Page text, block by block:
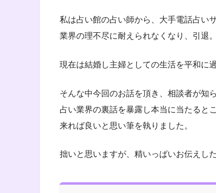
私は占い館の占い師から、大手電話占い
業界の理不尽に耐えられなくなり、引退。
現在は結婚し主婦としての生活を平和に
そんな中今回のお話を頂き、相談者が知
占い業界の裏話を暴露し本当に当たると
来れば良いと思い筆を執りました。
拙いと思いますが、精いっぱいお伝えし